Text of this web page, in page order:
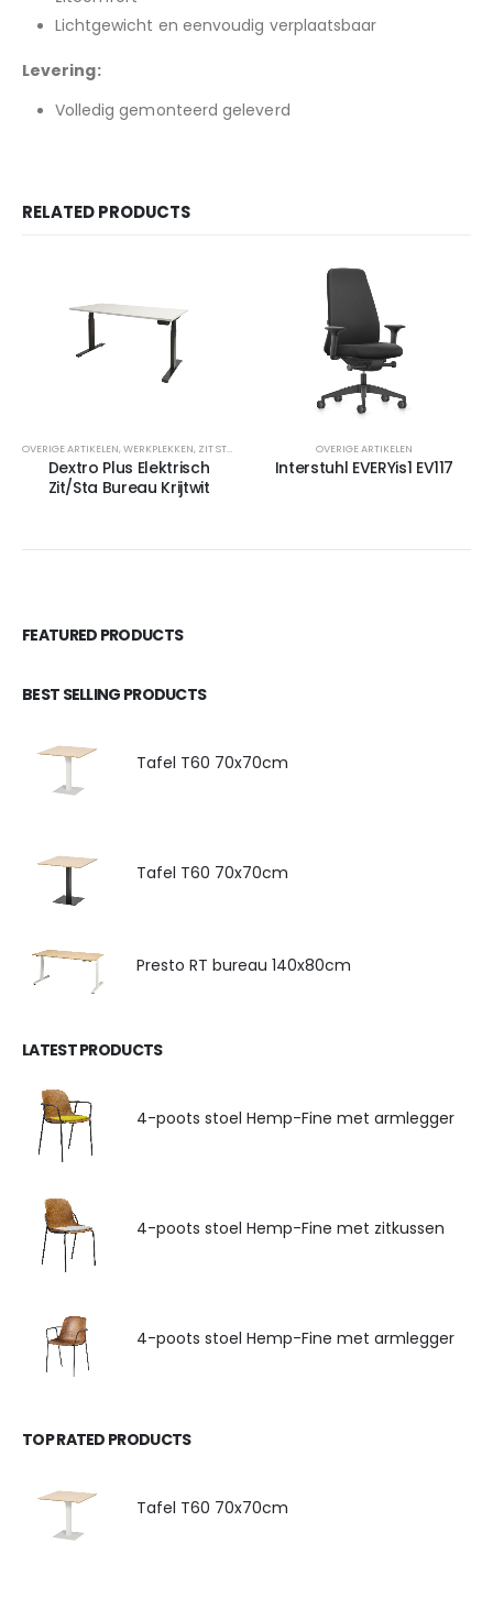
Lichtgewicht en eenvoudig verplaatsbaar
Levering:
Volledig gemonteerd geleverd
RELATED PRODUCTS
OVERIGE ARTIKELEN,WERKPLEKKEN, ZIT STA WERKPLEKKEN
Dextro Plus Elektrisch
Zit/Sta Bureau Krijtwit
OVERIGE ARTIKELEN
Interstuhl EVERYis1 EV117
FEATURED PRODUCTS
BEST SELLING PRODUCTS
Tafel T60 70x70cm
Tafel T60 70x70cm
Presto RT bureau 140x80cm
LATEST PRODUCTS
4-poots stoel Hemp-Fine met armlegger
4-poots stoel Hemp-Fine met zitkussen
4-poots stoel Hemp-Fine met armlegger
TOP RATED PRODUCTS
Tafel T60 70x70cm